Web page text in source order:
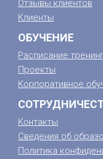
Отзывы клиентов
Клиенты
ОБУЧЕНИЕ
Расписание
Проекты
Корпоративное
Контакты
Сведения об
Политика